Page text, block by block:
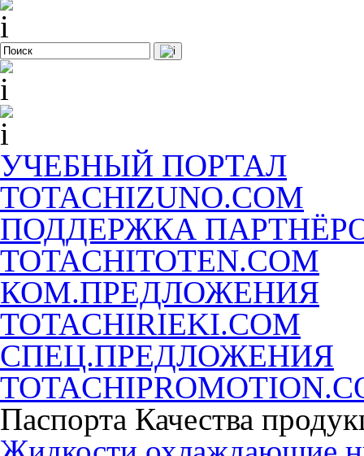
УЧЕБНЫЙ ПОРТАЛ
TOTACHIZUNO.COM
ПОДДЕРЖКА
TOTACHITOTEN.COM
КОМ.ПРЕДЛОЖЕНИЯ
TOTACHIRIEKI.COM
СПЕЦ.ПРЕДЛОЖЕНИЯ
Паспорта Качества